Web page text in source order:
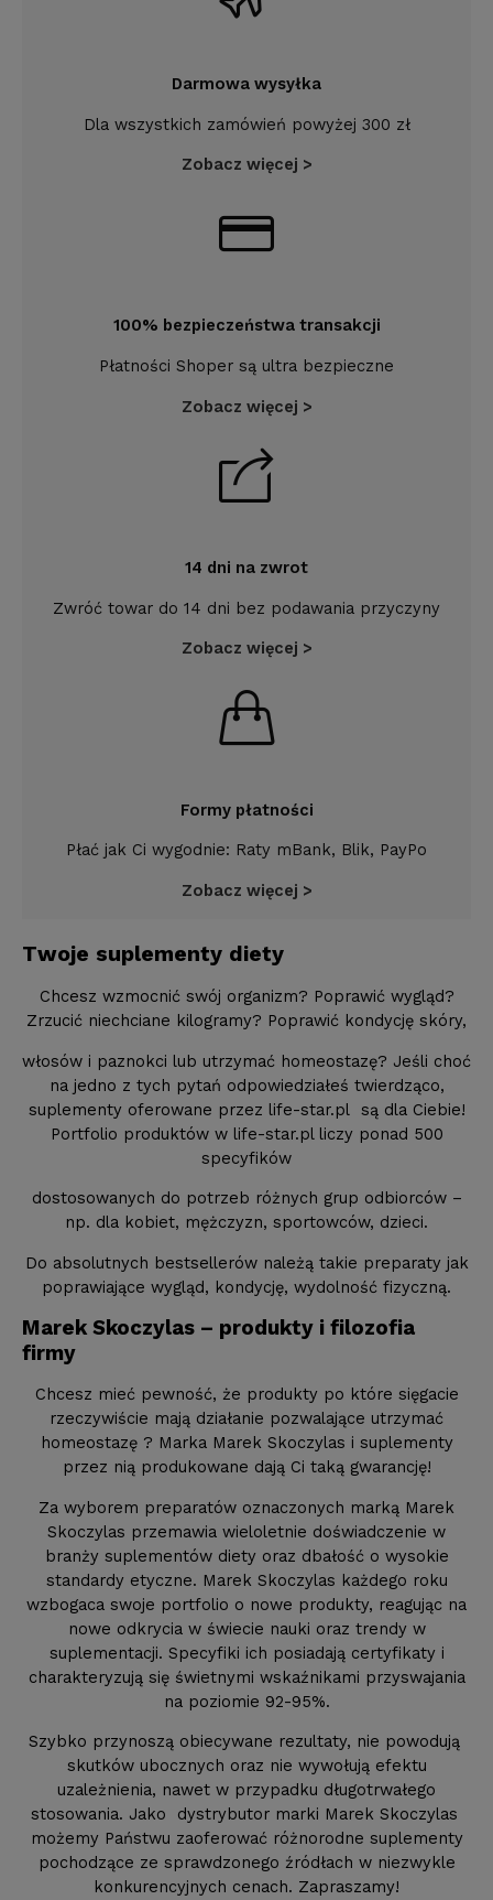
Darmowa wysyłka
Dla wszystkich zamówień powyżej 300 zł
Zobacz więcej >
100% bezpieczeństwa transakcji
Płatności Shoper są ultra bezpieczne
Zobacz więcej >
14 dni na zwrot
Zwróć towar do 14 dni bez podawania przyczyny
Zobacz więcej >
Formy płatności
Płać jak Ci wygodnie: Raty mBank, Blik, PayPo
Zobacz więcej >
Twoje suplementy diety
Chcesz wzmocnić swój organizm? Poprawić wygląd?
Zrzucić niechciane kilogramy? Poprawić kondycję skóry,
włosów i paznokci lub utrzymać homeostazę? Jeśli choć
na jedno z tych pytań odpowiedziałeś twierdząco,
suplementy oferowane przez life-star.pl są dla Ciebie!
Portfolio produktów w life-star.pl liczy ponad 500
specyfików
dostosowanych do potrzeb różnych grup odbiorców –
np. dla kobiet, mężczyzn, sportowców, dzieci.
Do absolutnych bestsellerów należą takie preparaty jak
poprawiające wygląd, kondycję, wydolność fizyczną.
Marek Skoczylas – produkty i filozofia
firmy
Chcesz mieć pewność, że produkty po które sięgacie
rzeczywiście mają działanie pozwalające utrzymać
homeostazę ? Marka Marek Skoczylas i suplementy
przez nią produkowane dają Ci taką gwarancję!
Za wyborem preparatów oznaczonych marką Marek
Skoczylas przemawia wieloletnie doświadczenie w
branży suplementów diety oraz dbałość o wysokie
standardy etyczne. Marek Skoczylas każdego roku
wzbogaca swoje portfolio o nowe produkty, reagując na
nowe odkrycia w świecie nauki oraz trendy w
suplementacji. Specyfiki ich posiadają certyfikaty i
charakteryzują się świetnymi wskaźnikami przyswajania
na poziomie 92-95%.
Szybko przynoszą obiecywane rezultaty, nie powodują
skutków ubocznych oraz nie wywołują efektu
uzależnienia, nawet w przypadku długotrwałego
stosowania. Jako dystrybutor marki Marek Skoczylas
możemy Państwu zaoferować różnorodne suplementy
pochodzące ze sprawdzonego źródłach w niezwykle
konkurencyjnych cenach. Zapraszamy!